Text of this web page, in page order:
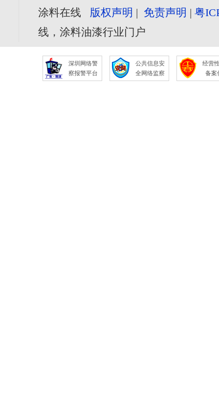
涂料在线 版权声明 | 免责声明 |粤
线，涂料油漆行业门户
深圳网络警
察报警平台
公共信息安
全网络监察
经营
备案